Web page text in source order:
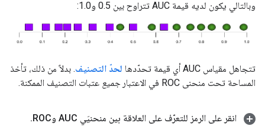
وبالتالي يكون لديه قيمة AUC تتراوح بين 0.5 و1.0:
تتجاهل مقياس AUC أي قيمة تحدّدها لحدّ التصنيف. بدلاً من ذلك، تأخذ
المساحة تحت منحنى ROC في الاعتبار
جميع عتبات التصنيف الممكنة.
انقر على الرمز للتعرّف على العلاقة بين منحنيَي AUC وROC .